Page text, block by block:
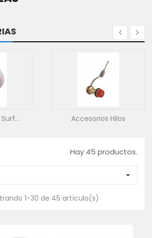
Monofilamentos
Hay 45 productos.

1-30 de 45 artículo(s)